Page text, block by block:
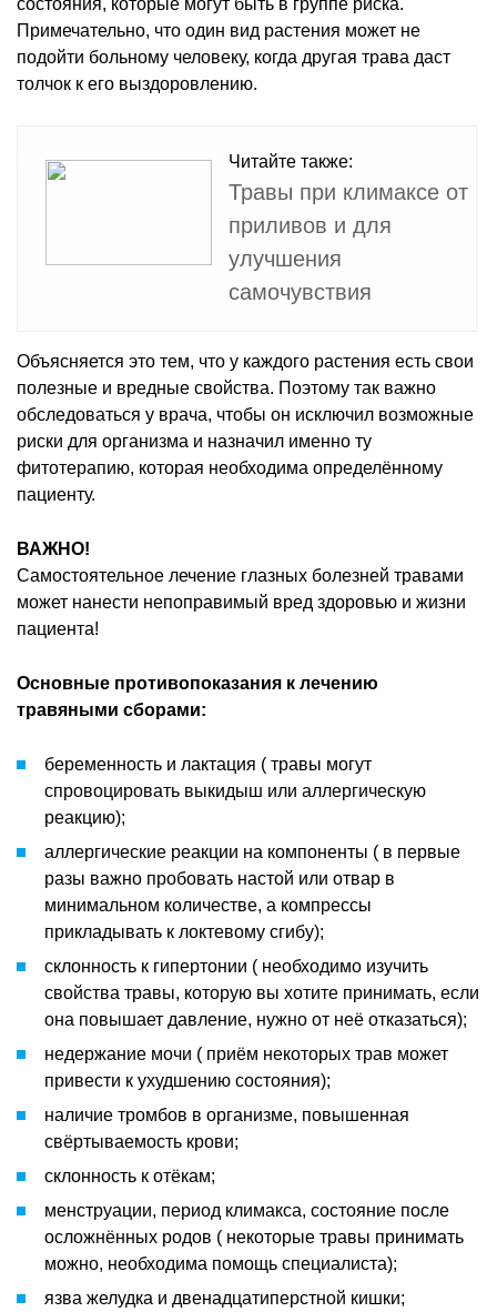
Примечательно, что один вид растения может не
подойти больному человеку, когда другая трава даст
толчок к его выздоровлению.
Читайте также:
Травы при климаксе от
приливов и для
улучшения
самочувствия
Объясняется это тем, что у каждого растения есть свои
полезные и вредные свойства. Поэтому так важно
обследоваться у врача, чтобы он исключил возможные
риски для организма и назначил именно ту
фитотерапию, которая необходима определённому
пациенту.
ВАЖНО!
Самостоятельное лечение глазных болезней травами
может нанести непоправимый вред здоровью и жизни
пациента!
Основные противопоказания к лечению
травяными сборами:
беременность и лактация ( травы могут
спровоцировать выкидыш или аллергическую
реакцию);
аллергические реакции на компоненты ( в первые
разы важно пробовать настой или отвар в
минимальном количестве, а компрессы
прикладывать к локтевому сгибу);
склонность к гипертонии ( необходимо изучить
свойства травы, которую вы хотите принимать, если
она повышает давление, нужно от неё отказаться);
недержание мочи ( приём некоторых трав может
привести к ухудшению состояния);
наличие тромбов в организме, повышенная
свёртываемость крови;
склонность к отёкам;
менструации, период климакса, состояние после
осложнённых родов ( некоторые травы принимать
можно, необходима помощь специалиста);
язва желудка и двенадцатиперстной кишки;